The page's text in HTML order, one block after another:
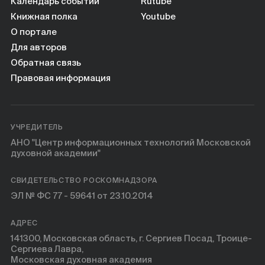
Книжная полка
О портале
Для авторов
Обратная связь
Правовая информация
Youtube
УЧРЕДИТЕЛЬ
АНО "Центр информационных технологий Московской
духовной академии"
СВИДЕТЕЛЬСТВО РОСКОМНАДЗОРА
ЭЛ № ФС 77 - 59641 от 23.10.2014
АДРЕС
141300, Московская область, г. Сергиев Посад, Троице-
Сергиева Лавра,
Московская духовная академия